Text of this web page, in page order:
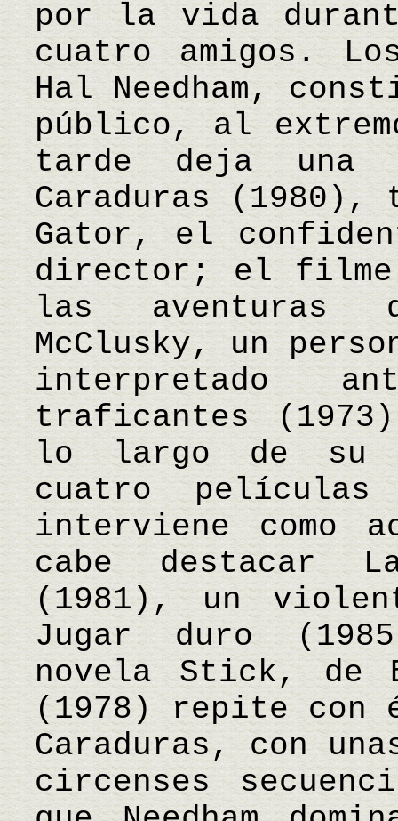
por la vida
cuatro amigos.
Hal Needham,
público, al
tarde deja una
Caraduras (1980),
Gator, el
director; el filme
las aventuras
McClusky, un
interpretado
traficantes
lo largo de su
cuatro
interviene como
cabe destacar
(1981), un
Jugar duro
novela Stick, de
(1978) repite con
Caraduras, con
circenses